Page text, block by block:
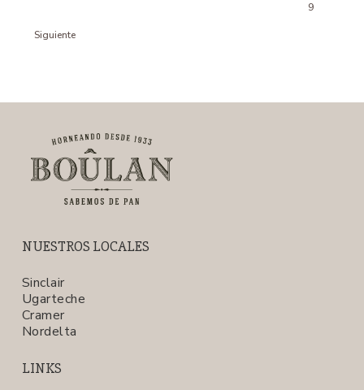
9
Siguiente
NUESTROS LOCALES
Sinclair
Ugarteche
Cramer
Nordelta
LINKS